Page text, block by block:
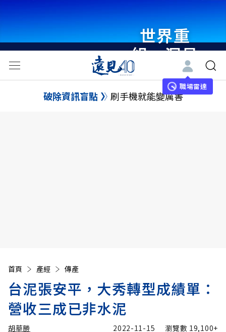
世界重
組・洞見
未來 與
世界領袖
職場雷達
破除資訊盲點 刷手機就能變厲害
首頁 產經 傳產
台泥張安平，大秀轉型成績單：
營收三成已非水泥
胡華勝 2022-11-15 瀏覽數 19,100+